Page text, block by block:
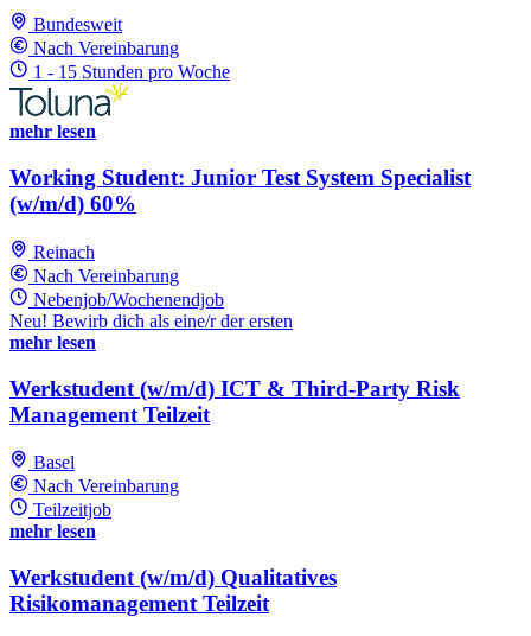
Bundesweit
Nach Vereinbarung
1 - 15 Stunden pro Woche
mehr lesen
Working Student: Junior Test System Specialist
(w/m/d) 60%
Reinach
Nach Vereinbarung
Nebenjob/Wochenendjob
Neu! Bewirb dich als eine/r der ersten
mehr lesen
Werkstudent (w/m/d) ICT & Third-Party Risk
Management Teilzeit
Basel
Nach Vereinbarung
Teilzeitjob
mehr lesen
Werkstudent (w/m/d) Qualitatives
Risikomanagement Teilzeit